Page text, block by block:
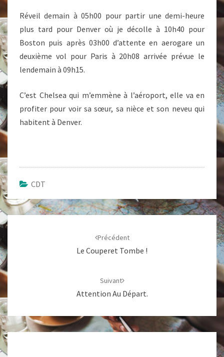
Réveil demain à 05h00 pour partir une demi-heure
plus tard pour Denver où je décolle à 10h40 pour
Boston puis après 03h00 d’attente en aerogare un
deuxième vol pour Paris à 20h08 arrivée prévue le
lendemain à 09h15.
C’est Chelsea qui m’emmène à l’aéroport, elle va en
profiter pour voir sa sœur, sa nièce et son neveu qui
habitent à Denver.
CDT
Navigation
Précédent
Le Couperet Tombe !
Suivant
Attention Au Départ.